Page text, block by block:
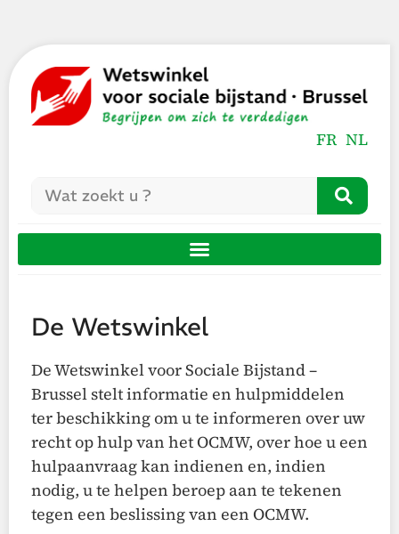
FR NL
De Wetswinkel
De Wetswinkel voor Sociale Bijstand –
Brussel stelt informatie en hulpmiddelen
ter beschikking om u te informeren over uw
recht op hulp van het OCMW, over hoe u een
hulpaanvraag kan indienen en, indien
nodig, u te helpen beroep aan te tekenen
tegen een beslissing van een OCMW.